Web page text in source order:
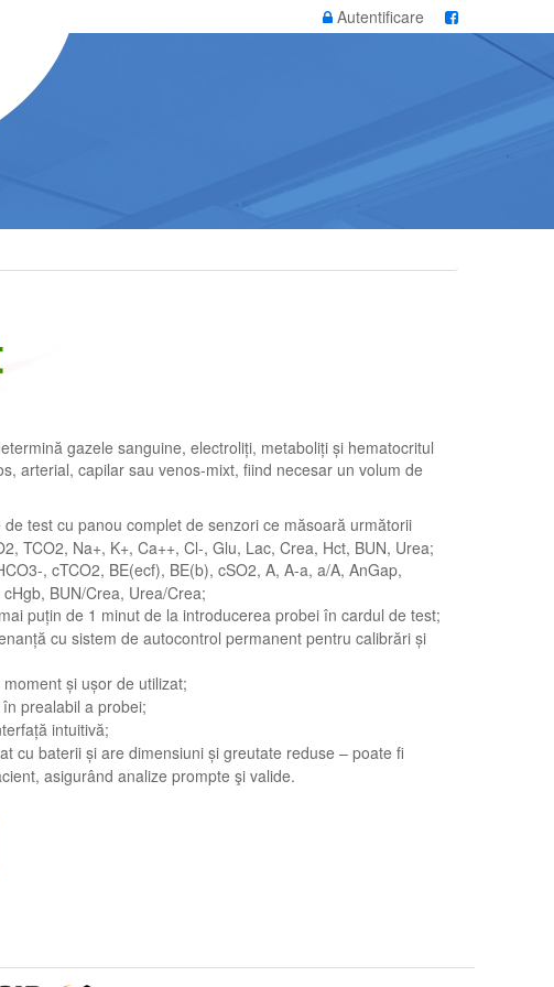
Autentificare
gazele sanguine, electroliți, metaboliți și hematocritul
arterial, capilar sau venos-mixt, fiind necesar un volum de
test cu panou complet de senzori ce măsoară următorii
TCO2, Na+, K+, Ca++, Cl-, Glu, Lac, Crea, Hct, BUN, Urea;
, cTCO2, BE(ecf), BE(b), cSO2, A, A-a, a/A, AnGap,
BUN/Crea, Urea/Crea;
puțin de 1 minut de la introducerea probei în cardul de test;
cu sistem de autocontrol permanent pentru calibrări și
și ușor de utilizat;
prealabil a probei;
intuitivă;
cu baterii și are dimensiuni și greutate reduse – poate fi
asigurând analize prompte şi valide.